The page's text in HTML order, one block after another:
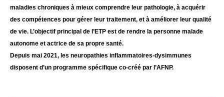
maladies chroniques à mieux comprendre leur pathologie, à acquérir
des compétences pour gérer leur traitement, et à améliorer leur qualité
de vie. L’objectif principal de l’ETP est de rendre la personne malade
autonome et actrice de sa propre santé.
Depuis mai 2021, les neuropathies inflammatoires-dysimmunes
disposent d’un programme spécifique co-créé par l’AFNP.